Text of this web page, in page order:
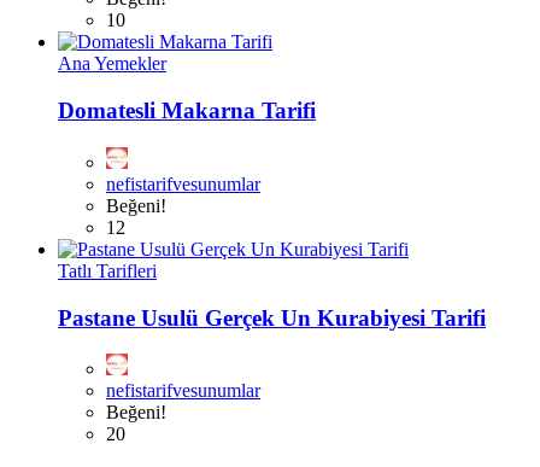
10
Ana Yemekler
Domatesli Makarna Tarifi
nefistarifvesunumlar
Beğeni!
12
Tatlı Tarifleri
Pastane Usulü Gerçek Un Kurabiyesi Tarifi
nefistarifvesunumlar
Beğeni!
20